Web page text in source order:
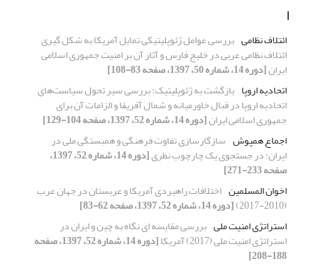
ا
ائتلاف نظامی بررسی عوامل ژئوپلیتیکی تمایل آمریکا به شکل گیری
ائتلاف نظامی عربی ‏در خلیج فارس و آثار آن بر امنیت جمهوری اسلامی
ایران[دوره 14، شماره 50، 1397، صفحه 83-108]
اتحادیه اروپا بازگشت به ژئوپلیتیک: بررسی سیر تحول سیاست‌های
اتحادیه اروپا در قبال خاورمیانه و شمال آفریقا و الزامات آن برای
جمهوری اسلامی ایران[دوره 14، شماره 52، 1397، صفحه 104-129]
اجماع همپوش سازگارسازی تفاوت فرهنگی و همبستگی ملی در
ایران: در جستجوی یک چارچوب نظری [دوره 14، شماره 52، 1397،
صفحه 233-271]
اخوان المسلمین اختلافات راهبردی آمریکا و عربستان در جهان عرب
(2010-2017)
[دوره 14، شماره 52، 1397، صفحه 62-83]
استراتژی امنیت ملی بررسی مقایسه ای نگاه به چین و ایران در
استراتژی امنیت ملی (2017) آمریکا [دوره 14، شماره 52، 1397، صفحه
188-208]